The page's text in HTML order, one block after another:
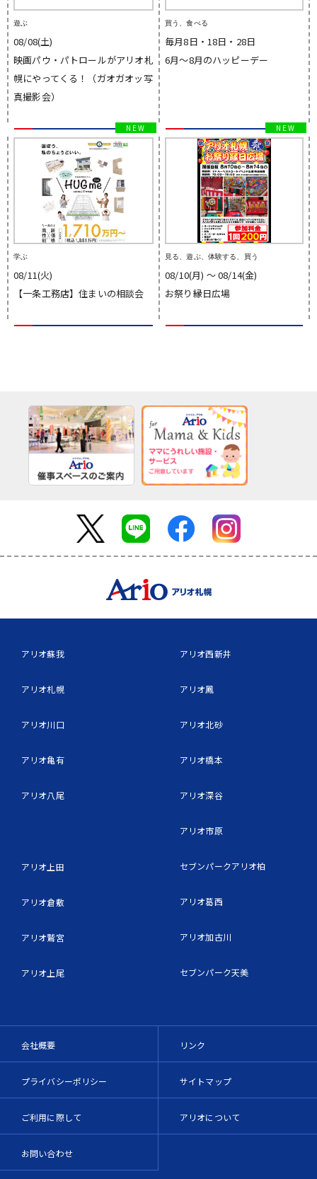
遊ぶ
08/08(土)
映画パウ・パトロールがアリオ札
幌にやってくる！（ガオガオッ写
真撮影会）
買う、食べる
毎月8日・18日・28日
6月～8月のハッピーデー
学ぶ
08/11(火)
【一条工務店】住まいの相談会
見る、遊ぶ、体験する、買う
08/10(月) 〜 08/14(金)
お祭り縁日広場
アリオ蘇我
アリオ札幌
アリオ川口
アリオ亀有
アリオ八尾
アリオ上田
アリオ倉敷
アリオ鷲宮
アリオ上尾
アリオ西新井
アリオ鳳
アリオ北砂
アリオ橋本
アリオ深谷
アリオ市原
セブンパークアリオ柏
アリオ葛西
アリオ加古川
セブンパーク天美
会社概要
プライバシーポリシー
ご利用に際して
お問い合わせ
リンク
サイトマップ
アリオについて